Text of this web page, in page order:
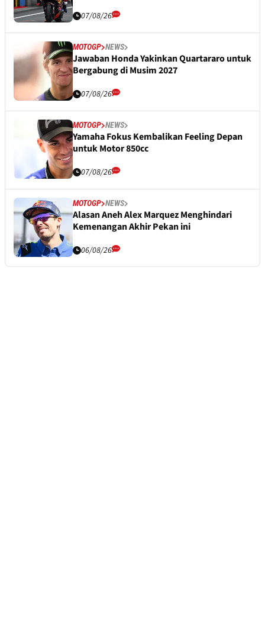
07/08/26
MOTOGP NEWS
Jawaban Honda Yakinkan Quartararo untuk
Bergabung di Musim 2027
07/08/26
MOTOGP NEWS
Yamaha Fokus Kembalikan Feeling Depan
untuk Motor 850cc
07/08/26
MOTOGP NEWS
Alasan Aneh Alex Marquez Menghindari
Kemenangan Akhir Pekan ini
06/08/26